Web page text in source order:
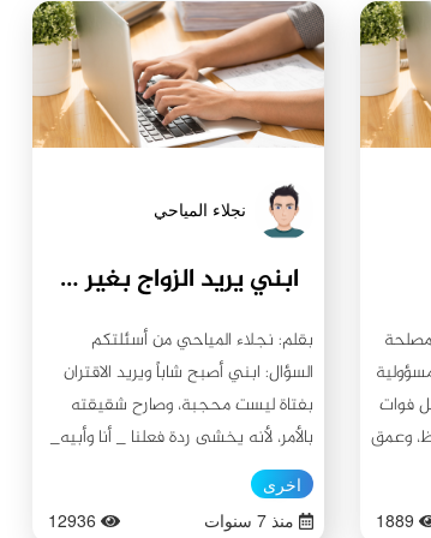
فوات
وعمق
1889
نجلاء المياحي
ابني يريد الزواج بغير محجبة!
بقلم: نجلاء المياحي من أسئلتكم السؤال: ابني أصبح شاباً ويريد الاقتران بفتاة ليست محجبة، وصارح شقيقته بالأمر، لأنه يخشى ردة فعلنا _ أنا وأبيه_ لو اطلعنا على قراره، وشقيقته طلبت منه أن يشترط على الفتاة ارتداء الحجاب، فقال: إنها لا تقبل بذلك، كما أن أهلها لا يحبون الحجاب. وقال أيضاً: إن الأمر ليس مهمًا فهناك من لا ترتدي الحجاب وهي عفيفة، وهناك من ترتدي الحجاب وليست عفيفة، فلمَ أشترطُ عليها الحجاب وأنا أعلم مدى عفتها... ساعدوني لإقناع ابني الضال هذا... الجواب: أول كلامنا سيكون معك عزيزتي الأم… عليك أن تعلمي أن الشاب الواقف أمامك لم يعد الطفل الذي ولدتيه قبل عشرين عاماً، حاولي أن تتقبلي الأمر رغم صعوبته عليكِ. كلنا نشعر أن أبناءنا مهما كبروا، فبدون إشرافنا لن يُلحقوا بأنفسهم إلا الضرر، وشفقتنا عليهم وهم صغار لا تتغير مهما تقدموا في العمر، الأمر الذي يكون في بعض الأحيان سبباً في تعاستهم في الحياة دون أن يكون قصدنا ذلك. إن الابن بعد البلوغ يشعر أنه أصبح كبيراً بما يكفي ليعرف الخطأ والصواب في كل ما يعترضه أو يقدم عليه، ولهذا يكون دائم العناد مع والديه، فكلما منعاه من شيء أصرّ على القيام به، وكل ذلك ليثبت لهم أنه كبير. وهذا واضح من خلال كلامك عنه أنه خائف من إخباركما بنيّته، وهذا الخوف مبشّر جيد ، إذ يُشير إلى أنه يحترمكما ويريد رضاكما مع إرضاء نفسه وإثبات وجوده لكما. فهو من جانب يريد أن يرضيكما، ومن جانب يريد أن يكون كبيراً يتخذ القرارات التي تخصه بنفسه، لشعوره بأنه يجب أن يستقل عنكما. قد يكون السبب في ذلك أنكما لم تعاملاه بشكل جيد في فترة المراهقة، ولم تشعراه أنه مستقل وهو لكم وزير تستشيرانه وتعتمدان عليه، كما ذكر رسول الله (صلى الله عليه واله): (دع ابنك يلعب سبع سنين، ويؤدب سبع سنين، والزمه نفسك سبع سنين فإن أفلح وإلا فلا خير فيه) (١). فجعله يلجأ للتمرد والثورة عليكما لإثبات الذات ولو بتدمير نفسه وحياته. إذن الآن عليكما أن تتعاملا معه بحذر شديد، ولا تجرحاه وتتصرفا معه كطفل بأسلوب: لا يعني لا! أنتِ -بالخصوص- عليكِ أن تكوني له صديقة محبة ومرشدة، اكسبي ثقته عبر عدم الاعتراض على كل ما يفعل، دعيه يخترْ وحده، وإن سقط أمسكي يده وساعديه على النهوض. إن ترك أبناءنا يدبرون شؤونهم بحرية تجعل ثقتهم بأنفسهم أكثر وإطاعتهم لنا أعمق، فلا بأس بأن نتقبل قراراتهم -التي نعلم بأنها خرقاء وستضرهم- إن لم يقنعوا بما نريد. نعود لسؤالك عن موضوع الزواج: أولاً: بادئ ذي بدء عليك بالإطراء على خطوته وقراره كثيراً، وأشعريه إنكِ فرحة بأنه صار رجلاً يريد أن يتزوج وأن يستقل في حياته، وإنكِ عشت لتريه عريساً و... هذا سيسعده بشكل لا يمكن أن تتصوريه، سيشعر أنه حصل على بغيته، وهي لفت نظركِ إليه وكسب تقديركِ واحترامكِ له، و كما يقال: أرضي غروره الرجولي قبل أن تأمريه. ثانياً: وهو الأهم: أن عليك الدعاء لولدكِ بالصلاح والهداية والتوفيق فلا معين ولا هادي سواه تعالى، الشارع الحنيف أكّد كثيراً على أهمية الدعاء للأبناء من قبل آبائهم ومدى تأثير الدعاء في اصلاحهم. روي عن رسول الله (صلى الله عليه وآله) أنه قال: (ثلاث دعوات لا تُرد: دعوة الوالد، ودعوة الصائم، ودعوة المسافر). فلا تقصري بالدعاء له في صلاتك وبعدها، ادعي له ما استطعتِ ليصلحه الله تعالى لكما والله تعالى لا يرد عباده الصالحين. ثم اكتبي له رسالة أو كلميه بصورة مباشرة إن كان ممن يمكنه الإصغاء لكِ فالكلام أفضل، وقولي له: ابني الحبيب يا مهجة قلبي وثمرة فؤادي، لا زلت أذكر كل اللحظات التي قضيناها معاً منذ حملت بك وحين كنت صغيراً وحتى كبرت وصرت رجلاً. حمداً لله أن عشت لأرى ابني العزيز اصبح شاباً وسيماً يملئ السمع والبصر، يمكنني أن افارقه باطمئنان لأنه صار يعتمد على نفسه ويمكنه أن يتخذ القرارات التي تكون في مصلحته. بعد أن رأيت هذا اليوم سيمكنني أن أرقد بقبري بسلام لو وافاني الموت الذي لا بد منه... هذه العبارة ستهز كيانه ومشاعره، أولادناً لا يتحملون فكرة أننا راحلون عنهم أبداً، لذا يلجؤون إلى نسيان الأمر، ذكريه به ليلين قلبه لكِ ويسمعكِ أكثر. أكملي معه التالي: جُل ما أريد أن تعلمه أنك ابني وروحي، سواء كنت كبيراً أو صغيراً مخطئاً أو مصيباً وأنا معك دوماً. ابني العزيز، الآن وقد أصبحت شاباً راشداً، اعلم أن ولايتنا عليك صارت محدودة ويمكنك أن تفعل ما تشاء شرط أن لا يكون فعلك مؤذياً لنا حتى لو كان يخصك، فأعظم الناس حقاً عليك والداك، قال (صلوات الله عليه وآله) في جوابه لأحدى المسلمات: يا رسول الله من أعظم الناس حقاً على الرجل فقال (والداه)(٢). وجاء في حديث قدسي (إني أنا الله لا إله إلّا أنا من رضي عنه والداه فأنا منه راض، ومن سخط عليه والداه فأنا عليه ساخط) (٣). أبعدك الله من عقوق الوالدين كل البعد وأرضانا عنك ما حيينا وأدعو الله أن لا أراك نادما أبداً. الآن أريد منك أن تتأمل كلامي وخذ بمشورتي، فما ندم من استشار. لقد أبلغتني شقيقتك بكلامك، وإن كنتُ أتمنى لو صارحتني أنا بالموضوع بنفسك وناقشتني فيه، لكن لا بأس، فشقيقتك لا تقل محبتها لك عني إن شاء الله تعالى. كلامك وَرَدَ فيه الكثير مما ينبغي أن نناقشه معاً. وارتأيت أن أجعل النقاش على نقاط لنفصل كل مسألة على حدة ونفهم وجهات نظر بعضنا بشكل أدق. أولاً: سأتطرق لمسألة مهمة طرحتها في كلامك، ألا وهي: (هناك الكثير من غير المحجبات وهن عفيفات والكثير من المحجبات غير عفيفات فلو تزوجت من سافرة لا يعني أنها ليست عفيفة). دعني أخبرك أن كلامك أثار استغرابي كثيراً، كيف يمكن أن تفكر بهذه الطريقة وأنتَ ما عليه من عقل وفهم؟ من قال: إن المحجبة ترتدي الحجاب لتبدو عفيفة؟! أو من قال: من خلعت حجاب رأسها ليست عفيفة؟ وهل إن من كانت عفيفة يسقط عنها وجوب الحجاب؟! وهل إن الحجاب شُرّع فقط للتمييز بين العفيفة وغير العفيفة؟ من يمكنه أن يحيط علماً بأحكام الله تعالى سواه؟ لا أظنك انجرفت مع تيار اللذين لا عقل لهم بتفسير أحكام الله تعالى وإعطاء علل لها وتصنيف عللهم أنها العلة الحقيقية متناسين أنهم لن يحيطوا بربهم وبعلمه وهو محيط بهم؟ هم مخلوقون له وهو الذي يعلمهم من علمه ما شاء ويخفي عنهم ما شاء، (وما أوتيتم من العلم إلا قليلاً.) ثم هل تظن أنه يمكننا الحكم على الناس وتصنيفهم: هذا عفيف وهذا غيره؟ مسألة الحجاب يا عزيزي أعلى من هذه الجزئيات البائسة. المحجبة تبرهن على التزامها بدينها وخضوعها لله تعالى، وأنها جاريته لا تتبع سواه ولا يخدعها بريق السراب يحسبه الضمآن ماء. ومن لا تتحجب تبرهن على تمردها على الله تعالى وجرأتها عليه وعدم رجاحة عقلها وانخداعها بتقليد الفنانين والغانيات اللعوب اللاتي كانت أرخص بضاعة يقدمْنها للبيع هي اجسادهن، فأغلبهن جاهلات خُدعْن، وعلينا أن نشفق عليهن وندعو لهن بالصلاح. فلا مجال لقياسك هذا بهذا إطلاقاً، فكما توجد عدة مرتديات الحجاب غير عفيفات توجد مثلهن وأكثر ممن لم ترتدِ الحجاب ولا تملك من الحياء حتى رسمه، وأنت أعرف الناس بهذا فلا تخادع نفسك بهذا الكلام. ثانياً: عليّ أن أبارك لك خطوتك بطلب الزواج، فهو أمر محبّب في الشريعة وإكمال نصف دين المرء، قال رسول الله (صلى الله عليه واله): (ما بُني بناءٌ في الاسلام أحب إلى الله من التزويج) بارك الله بك لسعيك لما يحب ويرضى. واعلم إن لك الحق بالزواج مستقلاً عن رأي والديك، فأنت بالغ وراشد ولو كنت غير ذلك لما أجاز لك الشرع بهذا الأمر. وإنّ حدّ طاعتك لنا كأبوين بما يحسن العشرة وبما لا يكون خلاف أمرنا النابع من شفقتنا عليك، واعلم أنك إن لم تقنع أباك بمن تريد الزواج منها، فإنك ستؤذيه، بما أن من اخترتها ليست كفوءة لك، وأن رفضه نابع من شفقته عليك فستكون آثما عند الله تعالى، أوَ تظن أن زواجاً قام على إثم وعصيان يباركه الله ويجعل بينكما مودة ورحمة لتستمرا مع بعضكما مدى الحياة؟ كلا لن يكون ذلك قال تعالى (أَفَمَنْ أَسَّسَ بُنْيَانَهُ عَلَى تَقْوَى مِنَ اللَّهِ وَرِضْوَانٍ خَيْرٌ أَمْ مَنْ أَسَّسَ بُنْيَانَهُ عَلَى شَفَا جُرُفٍ هَارٍ فَانْهَارَ بِهِ فِي نَارِ جَهَنَّمَ وَاللَّهُ لا يَهْدِي الْقَوْمَ الظَّالِمِينَ). ثالثًا: صعد رسول الله (صلى الله عليه وآله) المنبر يوماً وقال: ( أيها الناس إياكم وخضراء الدمن قيل وما خضراء الدمن؟ قال (صلى الله عليه وآله): المرأة الحسناء في منبت السوء) . هل فطنت لما يريد النبي الأكرم ولي أمر كل مؤمن أن يبين لك؟ إن الزواج مهما كان عظيماً في الشريعة فلابد أن نراعي فيه مَن نتزوج. تزوجْ، لكن اختر بعناية، فليست كل من خلقها الله تعالى أنثى صالحة لتكون زوجة. الزواج ليس شراكة مالية تنتهي بأجل محدد، أو عقد ايجار ينتهي بحلول سنة، الزواج شراكة جسدية وروحية بين إنسانين مختلفين تماماً قررا الاتحاد، فانظر مع من تريد أن تتحد معها ما بقي من حياتك. إن كلمات العقد الشرعي قد اعتبرها الله تعالى الميثاق الغليظ قال تعالى (وَكَيْفَ تَأْخُذُونَهُ وَقَدْ أَفْضَى بَعْضُكُمْ إِلَى بَعْضٍ وَأَخَذْنَ مِنكُم مِّيثَاقًا غَلِيظًا)، لأنك بهذه الكلمات ستعيش معها مدى الحياة وتنجب منها الأبناء ويستمر وجودك. فكن دقيقاً لمن تعطي الميثاق الذي ستقف عليه طويلاً بين يديه تعالى. رابعاً: اعلم بني أننا الآن نعيش في القرن الحادي والعشرين، لا تظن أن بإمكانك كأسلافك أن ترغم زوجتك على العيش كما تريده وترتضيه. فالناس أدركوا جيداً أن الله أعطى حرية الاختيار للإنسان ذكراً كان أو أنثى وليس لأحد سلطان على أحد. فزوجتك ستتصرف وتفعل وتتقيد بما تريده وتقتنع به هي، لا بما تريد أنت أن ترغمها عليه، قد تقول إني سأقنعها، حسناً، وماذا إن لم تقتنع؟ هل فكرت بهذا الأمر؟ أنا أيقنت أنك محب لها بعد قبولك الاقتران بها مع ما هي عليه من مخالفة قطعية للشريعة، ويقينك برفض أبويك لهذا الزواج، فأنت لأجل الوصال صرت مستعداً للتخلي عن كل شيء حتى رضا الله تعالى ووالديك، وأن تقع بالعصيان والذنب وتخاطر بمصير أبنائك وسمعتك بين الناس... مع أنك جعلت لقاء كل هذا ثمناً بخساً جداً، كان عليك أن تطلب عرش سليمان النبي لقاء كل هذه البضاعة التي بعتها. لكن ماذا عنها؟ فكّرْ معي، ما الذي تخلّت عنه لأجلك؟ لم تستطع أن تضحي برأي والديها وتتحجب محبة فيك واحتراماً لك، هل ستظن أن بإمكانك إقناعها بعد الزواج؟ من لا يعطيك درهمًا هل سيهديك سيارته؟ أعد هذا السؤال على نفسك مراراً: ماذا لو رفضت الحجاب ولم تقتنع برأيك كيف ستتصرف؟ تخيل الموقف وأكتب حلك لها. هل ستضربها وترغمها بالتهديد على الحجاب؟ هل تظن أن الضرب يرغم الإنسان على الطاعة كما يرغم الحيوان على الرضوخ؟ هل نسيت أن الإنسان حريص على ما مُنع، وأنه لو أراد شيئًا فلا يمكنك أن تفعل شيء سوى التفرج؟ وقوة الضرب لن تذيب قناعات الشخص وصلابة إرادته. هل تبادر للطلاق؟ هل الطلاق أمر هين يمكنك أن تجريه وقت تشاء أينما تشاء؟ وإن كان بينكما أولاد وانفصلتما، هل ستترك أبناءك يدفعون ثمن اختيارك الخاطئ بالزواج من أمهم ثم الاختيار الخاطئ بإنهاء هذا الزواج؟ حسناً، لم يبق إلّا أن تصبر مدى حياتك على العيش مع امرأة تشعر بالعار منها اجتماعياً، لأن الناس لن تحترمك وأنت لا يمكنك حتى أن تختار لك زوجة تشاطرك طريقة حياتك. زوجتك التي لا تتحجب بالتأكيد ستكون مضطراً للخروج معها إلى أماكن والسفر معها والتجوال، فهي ليست قطعة أثاث في منزلك يمكنك ان تخبئها، هل ستتحمل نظرات اصدقائك لساقيها وجسدها الذي تكسيه ألوان الثياب لا الثياب؟ ولو تجرأ أحد على التحرش بها بحجة -المجاملة- هل ستتحمل الأمر وتعتبر قوله لها: لم أر أروع منكِ وأكثر رشاقة وأجمل شعر... مجاملات لا تخفي وراءها الانتقاص منك لأنك لا تستحق الاحترام لمسايرتك امرأة ليست من شأنك؟! ناهيك عن عذابك النفسي وتوقك لزوجة تكون كما تحب تفتخر بها أمام الناس، تخرج معها لكل مكان دون أن تُحرج من ملابسها وتقليدها الأعمى لملابس المغنيات والفنانات الرخيصات. زوجة يؤلمك غيابها ويسرك حضورها، تتوق لوجودها دوماً، حتى حين نموت لا تشعر معها بأنك اصبحت وحيداً بعد عائلتك، تبقى بجانبك دوماً تعمل المستحيل لأجلك . ابني، الزوجة أمك حين تحتاج الحنان، وأختك حين تحتاج اللطف والث
اخرى
منذ 7 سنوات
12936